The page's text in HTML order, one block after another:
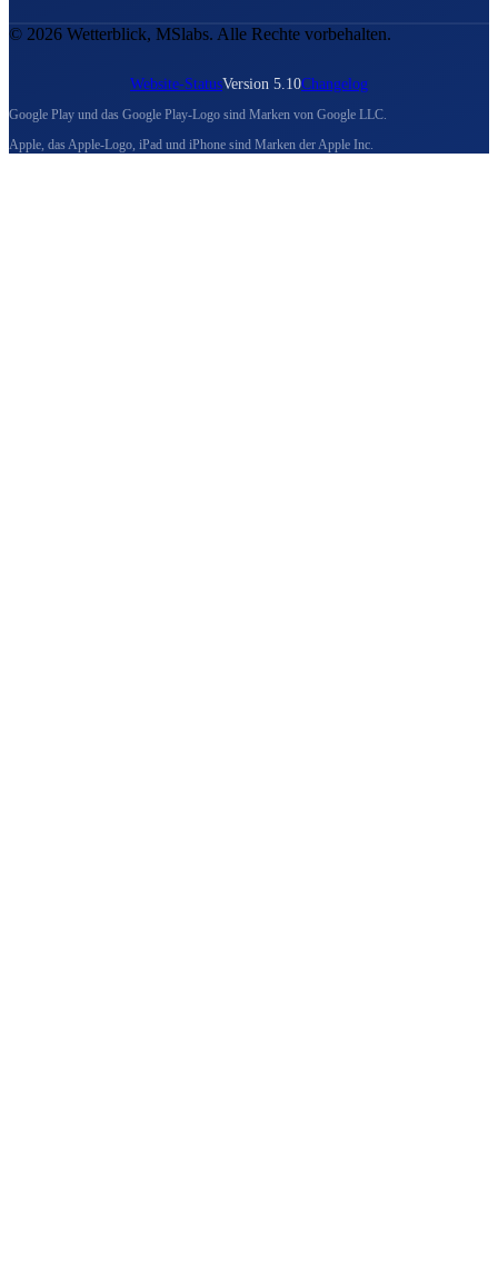
© 2026 Wetterblick, MSlabs. Alle Rechte vorbehalten.
Website-StatusVersion 5.10Changelog
Google Play und das Google Play-Logo sind Marken von Google LLC.
Apple, das Apple-Logo, iPad und iPhone sind Marken der Apple Inc.